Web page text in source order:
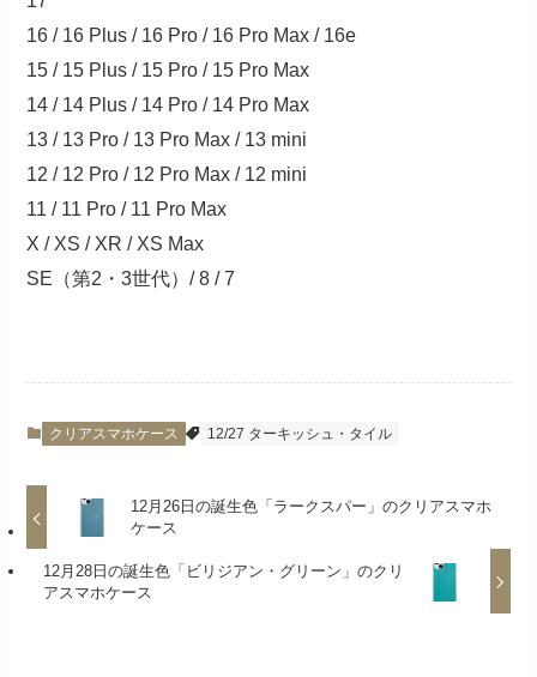
16 / 16 Plus / 16 Pro / 16 Pro Max / 16e
15 / 15 Plus / 15 Pro / 15 Pro Max
14 / 14 Plus / 14 Pro / 14 Pro Max
13 / 13 Pro / 13 Pro Max / 13 mini
12 / 12 Pro / 12 Pro Max / 12 mini
11 / 11 Pro / 11 Pro Max
X / XS / XR / XS Max
SE（第2・3世代）/ 8 / 7
クリアスマホケース 12/27 ターキッシュ・タイル
12月26日の誕生色「ラークスパー」のクリアスマホ
ケース
12月28日の誕生色「ビリジアン・グリーン」のクリ
アスマホケース